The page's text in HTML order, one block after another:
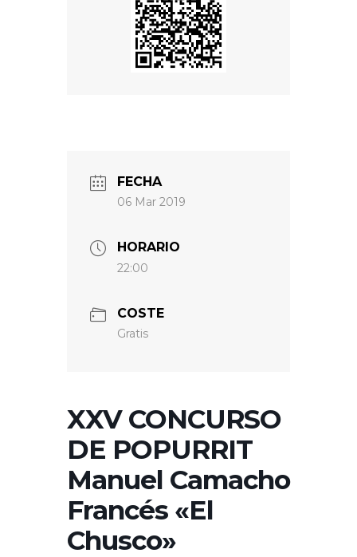
FECHA
06 Mar 2019
HORARIO
22:00
COSTE
Gratis
XXV CONCURSO
DE POPURRIT
Manuel Camacho
Francés «El
Chusco»